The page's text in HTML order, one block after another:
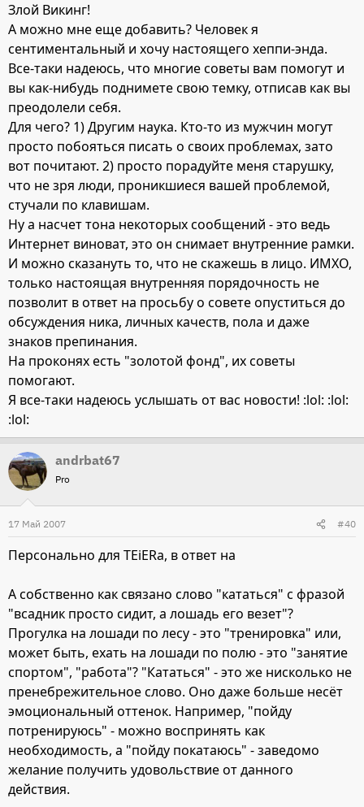
Злой Викинг!
А можно мне еще добавить? Человек я
сентиментальный и хочу настоящего хеппи-энда.
Все-таки надеюсь, что многие советы вам помогут и
вы как-нибудь поднимете свою темку, отписав как вы
преодолели себя.
Для чего? 1) Другим наука. Кто-то из мужчин могут
просто побояться писать о своих проблемах, зато
вот почитают. 2) просто порадуйте меня старушку,
что не зря люди, проникшиеся вашей проблемой,
стучали по клавишам.
Ну а насчет тона некоторых сообщений - это ведь
Интернет виноват, это он снимает внутренние рамки.
И можно сказануть то, что не скажешь в лицо. ИМХО,
только настоящая внутренняя порядочность не
позволит в ответ на просьбу о совете опуститься до
обсуждения ника, личных качеств, пола и даже
знаков препинания.
На проконях есть "золотой фонд", их советы
помогают.
Я все-таки надеюсь услышать от вас новости! :lol: :lol:
:lol:
andrbat67
Pro
17 Май 2007 #40
Персонально для TEiERa, в ответ на
А собственно как связано слово "кататься" с фразой
"всадник просто сидит, а лошадь его везет"?
Прогулка на лошади по лесу - это "тренировка" или,
может быть, ехать на лошади по полю - это "занятие
спортом", "работа"? "Кататься" - это же нисколько не
пренебрежительное слово. Оно даже больше несёт
эмоциональный оттенок. Например, "пойду
потренируюсь" - можно воспринять как
необходимость, а "пойду покатаюсь" - заведомо
желание получить удовольствие от данного
действия.